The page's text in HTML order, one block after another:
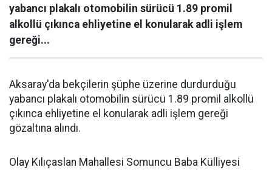
yabancı plakalı otomobilin sürücü 1.89 promil
alkollü çıkınca ehliyetine el konularak adli işlem
gereği...
Aksaray'da bekçilerin şüphe üzerine durdurduğu
yabancı plakalı otomobilin sürücü 1.89 promil alkollü
çıkınca ehliyetine el konularak adli işlem gereği
gözaltına alındı.
Olay Kılıçaslan Mahallesi Somuncu Baba Külliyesi